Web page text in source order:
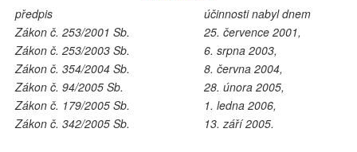
předpis
účinnosti nabyl dnem
Zákon č. 253/2001 Sb.
25. července 2001,
Zákon č. 253/2003 Sb.
6. srpna 2003,
Zákon č. 354/2004 Sb.
8. června 2004,
Zákon č. 94/2005 Sb.
28. února 2005,
Zákon č. 179/2005 Sb.
1. ledna 2006,
Zákon č. 342/2005 Sb.
13. září 2005.